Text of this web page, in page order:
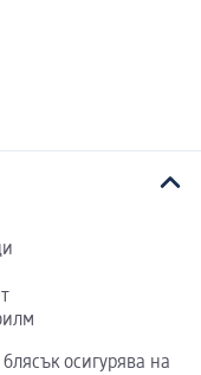
осигурява на